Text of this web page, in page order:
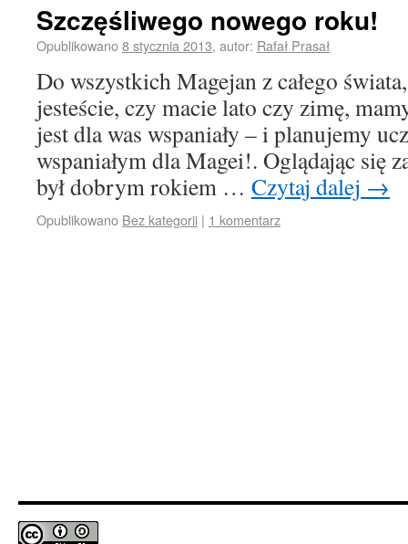
Szczęśliwego nowego roku!
Opublikowano8 stycznia 2013, autor: Rafał Prasał
Do wszystkich Magejan z całego
jesteście, czy macie lato czy zimę,
jest dla was wspaniały – i planujemy
wspaniałym dla Magei!. Oglądając się
był dobrym rokiem … Czytaj dalej →
Opublikowano Bez kategorii | 1 komentarz